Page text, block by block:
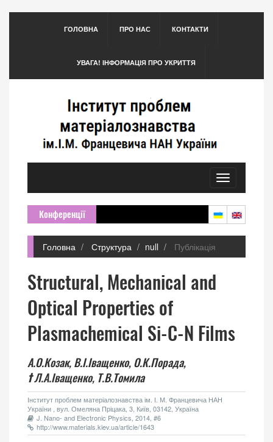
ГОЛОВНА ПРО НАС КОНТАКТИ
УВАГА! ІНФОРМАЦІЯ ПРО УКРИТТЯ
Toggle
navigation
Конференції
Головна Структура null Публікація
Structural, Mechanical and
Optical Properties of
Plasmachemical Si-C-N Films
А.О.Козак, В.І.Іващенко, О.К.Порада,
†Л.А.Іващенко, Т.В.Томила
Інститут проблем матеріалознавства ім. І. М. Францевича НАН
України , вул. Омеляна Пріцака, 3, Київ, 03142, Україна
J. Nano- and Electronic Physics, 2014, #6
http://www.materials.kiev.ua/article/1643